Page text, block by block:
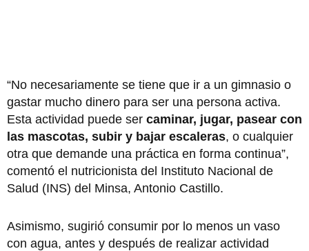
“No necesariamente se tiene que ir a un gimnasio o
gastar mucho dinero para ser una persona activa.
Esta actividad puede ser caminar, jugar, pasear con
las mascotas, subir y bajar escaleras, o cualquier
otra que demande una práctica en forma continua”,
comentó el nutricionista del Instituto Nacional de
Salud (INS) del Minsa, Antonio Castillo.
Asimismo, sugirió consumir por lo menos un vaso
con agua, antes y después de realizar actividad